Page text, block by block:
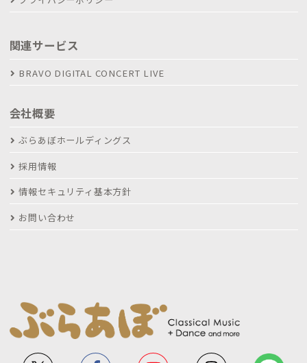
関連サービス
BRAVO DIGITAL CONCERT LIVE
会社概要
ぶらあぼホールディングス
採用情報
情報セキュリティ基本方針
お問い合わせ